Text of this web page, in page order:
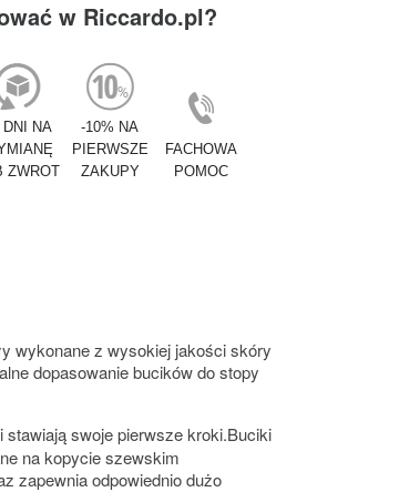
w Riccardo.pl?
DNI NA
ZWROT
-10% NA
PIERWSZE
ZAKUPY
FACHOWA
POMOC
wykonane z wysokiej jakości skóry
dopasowanie bucików do stopy
swoje pierwsze kroki.Buciki
na kopycie szewskim
zapewnia odpowiednio dużo